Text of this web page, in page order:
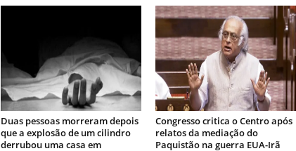
Duas pessoas morreram depois
que a explosão de um cilindro
derrubou uma casa em
Congresso critica o Centro após
relatos da mediação do
Paquistão na guerra EUA-Irã